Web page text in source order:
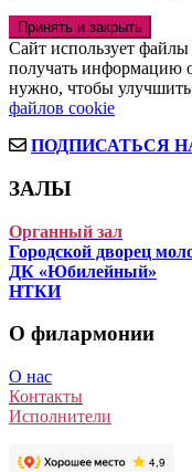
Сайт использует
получать информацию
нужно, чтобы улучшить
файлов cookie
ПОДПИСАТЬСЯ
ЗАЛЫ
Органный зал
Городской дворец
ДК «Юбилейный»
НТКИ
О филармонии
О нас
Контакты
Исполнители